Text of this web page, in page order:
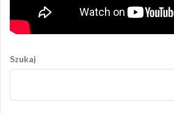
Szukaj